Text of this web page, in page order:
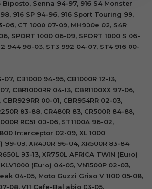
Biposto, Senna 94-97, 916 S4 Monster
916 SP 94-96, 916 Sport Touring 99,
06, GT 1000 07-09, MH900e 02, S4R
SPORT 1000 06-09, SPORT 1000 S 06-
944 98-03, ST3 992 04-07, ST4 916 00-
07, CB1000 94-95, CB1000R 12-13,
CBR1000RR 04-13, CBR1100XX 97-06,
00-01, CBR954RR 02-03,
83-88, CR480R 83, CR500R 84-88,
RC51 00-06, ST1100A 96-02,
Interceptor 02-09, XL 1000
99-08, XR400R 96-04, XR500R 83-84,
93-13, XR750L AFRICA TWIN (Euro)
(Euro) 04-05, VN1500P 02-03,
04-05, Moto Guzzi Griso V 1100 05-08,
08, V11 Cafe-Ballabio 03-05,